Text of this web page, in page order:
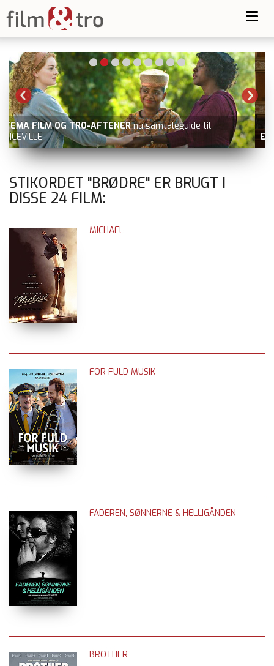
ELEANORS SANDHED nu på VOD, fx Blockbuster.dk
STIKORDET "BRØDRE" ER BRUGT I
DISSE 24 FILM:
MICHAEL
FOR FULD MUSIK
FADEREN, SØNNERNE & HELLIGÅNDEN
BROTHER